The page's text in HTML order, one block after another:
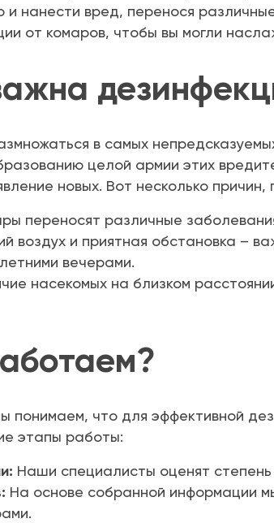
и нанести вред, перенося
от комаров, чтобы вы могли
в самых
целой армии этих
новых. Вот несколько
переносят различные
воздух и приятная обстановка –
вечерами.
насекомых на близком
понимаем, что для эффективной
этапы работы:
Наши специалисты оценят
На основе собранной информации